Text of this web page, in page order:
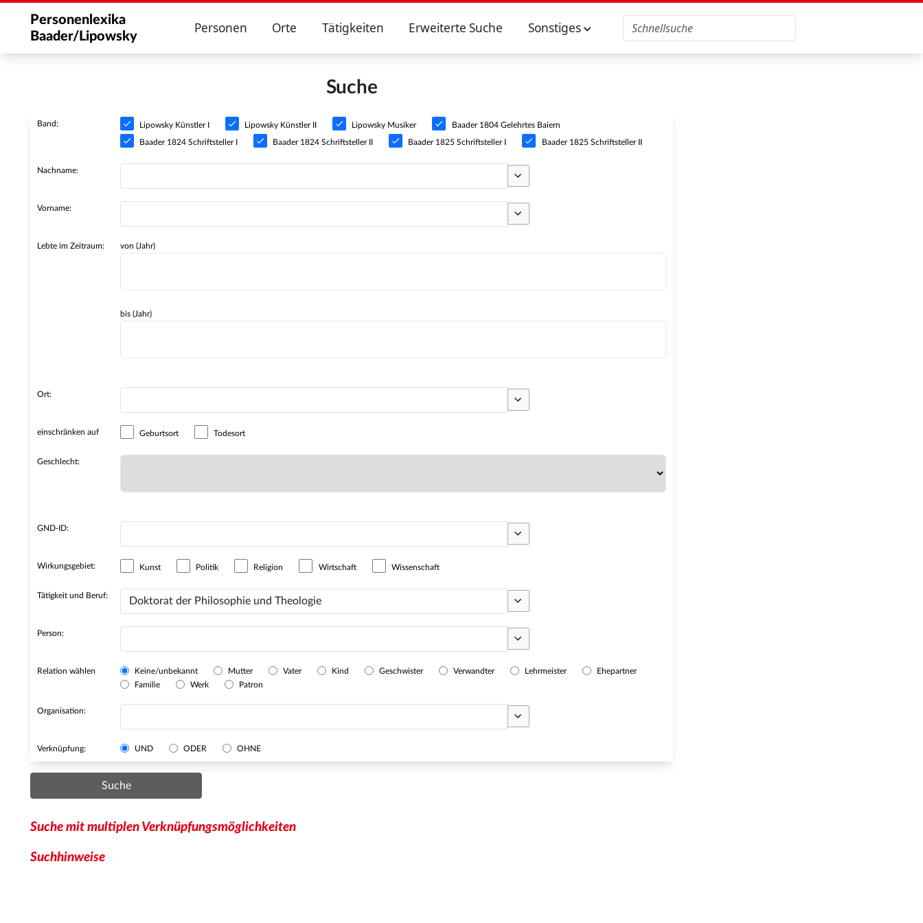
Personenlexika
Baader/Lipowsky
Personen Orte Tätigkeiten Erweiterte Suche Sonstiges
Suche
Band: Lipowsky Künstler I Lipowsky Künstler II Lipowsky Musiker Baader 1804 Gelehrtes Baiern
Baader 1824 Schriftsteller I Baader 1824 Schriftsteller II Baader 1825 Schriftsteller I Baader 1825 Schriftsteller II
Nachname:
Optionen umschalten
Vorname:
Optionen umschalten
Lebte im Zeitraum: von (Jahr)
bis (Jahr)
Ort:
Optionen umschalten
einschränken auf Geburtsort Todesort
Geschlecht:
GND-ID:
Optionen umschalten
Wirkungsgebiet: Kunst Politik Religion Wirtschaft Wissenschaft
Tätigkeit und Beruf:
Optionen umschalten
Person:
Optionen umschalten
Relation wählen Keine/unbekannt Mutter Vater Kind Geschwister Verwandter Lehrmeister
Ehepartner
Familie
Werk Patron
Organisation:
Optionen umschalten
Verknüpfung: UND ODER OHNE
Suche
Suche mit multiplen Verknüpfungsmöglichkeiten
Suchhinweise